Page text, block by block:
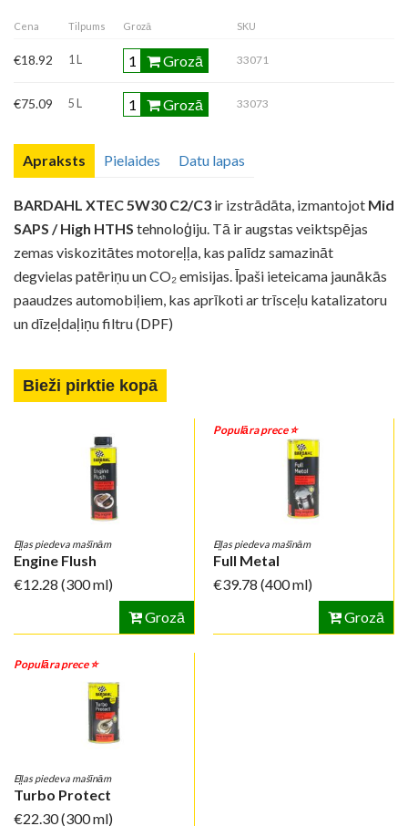
Cena Tilpums Grozā SKU
€18.92 1 L Grozā 33071
€75.09 5 L Grozā 33073
Apraksts Pielaides Datu lapas
BARDAHL XTEC 5W30 C2/C3 ir izstrādāta, izmantojot Mid
SAPS / High HTHS tehnoloģiju. Tā ir augstas veiktspējas
zemas viskozitātes motoreļļa, kas palīdz samazināt
degvielas patēriņu un CO₂ emisijas. Īpaši ieteicama jaunākās
paaudzes automobiļiem, kas aprīkoti ar trīsceļu katalizatoru
un dīzeļdaļiņu filtru (DPF)
Tehniskā datu lapa
Bieži pirktie kopā
Eļļas piedeva mašīnām
Engine Flush
€12.28 (300 ml)
Grozā
Populāra prece ⭐️
Eļļas piedeva mašīnām
Full Metal
€39.78 (400 ml)
Grozā
Populāra prece ⭐️
Eļļas piedeva mašīnām
Turbo Protect
€22.30(300 ml)